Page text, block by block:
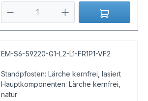
EM-S6-59220-G1-L2-L1-FR1P1-VF2
Standpfosten: Lärche kernfrei, lasiert
Hauptkomponenten: Lärche kernfrei,
natur